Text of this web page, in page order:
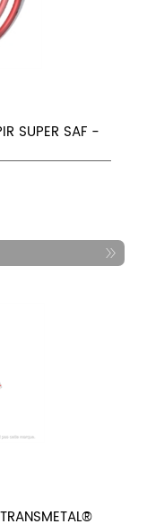
SUPER SAF -